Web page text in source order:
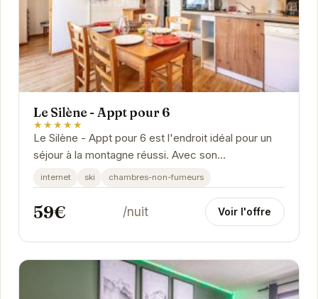
Le Silène - Appt pour 6
★★★★★
Le Silène - Appt pour 6 est l'endroit idéal pour un
séjour à la montagne réussi. Avec son
emplacement privilégié à Chamrousse, vous
pourrez...
internet ski chambres-non-fumeurs
59€ /nuit Voir l'offre